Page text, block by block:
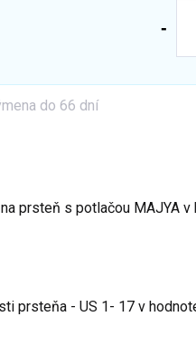
prsteň s potlačou MAJYA v
prsteňa - US 1- 17 v
do 66 dní